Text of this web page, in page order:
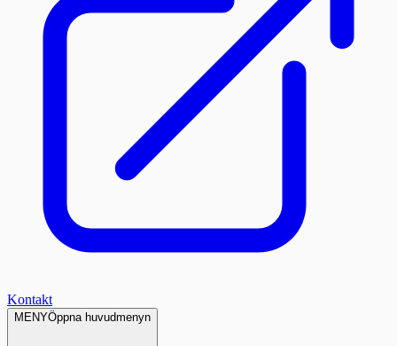
Kontakt
MENYÖppna huvudmenyn